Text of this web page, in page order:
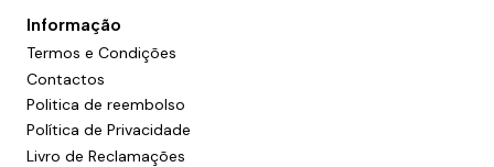
Informação
Termos e Condições
Contactos
Politica de reembolso
Política de Privacidade
Livro de Reclamações